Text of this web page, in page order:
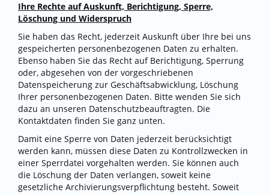
Ihre Rechte auf Auskunft, Berichtigung, Sperre,
Löschung und Widerspruch
Sie haben das Recht, jederzeit Auskunft über Ihre bei uns
gespeicherten personenbezogenen Daten zu erhalten.
Ebenso haben Sie das Recht auf Berichtigung, Sperrung
oder, abgesehen von der vorgeschriebenen
Datenspeicherung zur Geschäftsabwicklung, Löschung
Ihrer personenbezogenen Daten. Bitte wenden Sie sich
dazu an unseren Datenschutzbeauftragten. Die
Kontaktdaten finden Sie ganz unten.
Damit eine Sperre von Daten jederzeit berücksichtigt
werden kann, müssen diese Daten zu Kontrollzwecken in
einer Sperrdatei vorgehalten werden. Sie können auch
die Löschung der Daten verlangen, soweit keine
gesetzliche Archivierungsverpflichtung besteht. Soweit